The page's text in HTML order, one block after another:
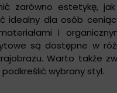
zarówno estetykę,
idealny dla osób
i
są dostępne w
Warto także
wybrany styl.